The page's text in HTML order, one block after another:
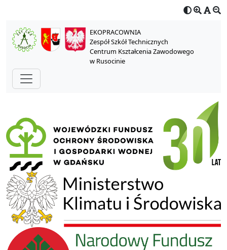
EKOPRACOWNIA
Zespół Szkół Technicznych
Centrum Kształcenia Zawodowego
w Rusocinie